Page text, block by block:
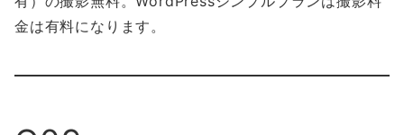
金は有料になります。